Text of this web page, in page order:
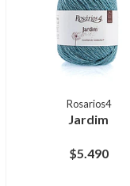
Rosarios4
Jardim
$5.490